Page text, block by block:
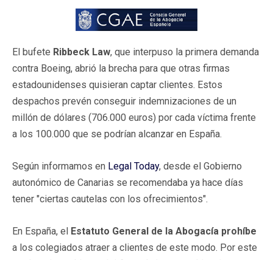
El bufete Ribbeck Law, que interpuso la primera demanda
contra Boeing, abrió la brecha para que otras firmas
estadounidenses quisieran captar clientes. Estos
despachos prevén conseguir indemnizaciones de un
millón de dólares (706.000 euros) por cada víctima frente
a los 100.000 que se podrían alcanzar en España.
Según informamos en Legal Today, desde el Gobierno
autonómico de Canarias se recomendaba ya hace días
tener "ciertas cautelas con los ofrecimientos".
En España, el Estatuto General de la Abogacía prohíbe
a los colegiados atraer a clientes de este modo. Por este